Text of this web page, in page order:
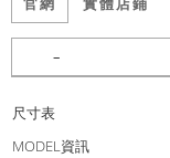
官網 實體店鋪
尺寸表
MODEL資訊